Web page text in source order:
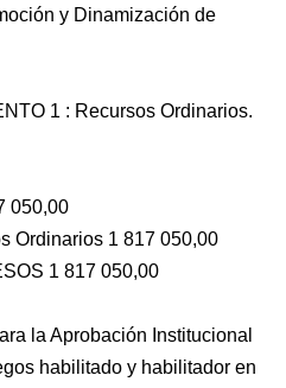
y Dinamización de
1 : Recursos Ordinarios.
050,00
Ordinarios 1 817 050,00
1 817 050,00
la Aprobación Institucional
habilitado y habilitador en